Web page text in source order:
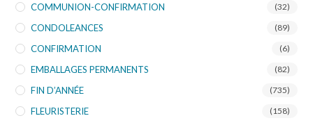
COMMUNION-CONFIRMATION (32)
CONDOLEANCES (89)
CONFIRMATION (6)
EMBALLAGES PERMANENTS (82)
FIN D’ANNÉE (735)
FLEURISTERIE (158)